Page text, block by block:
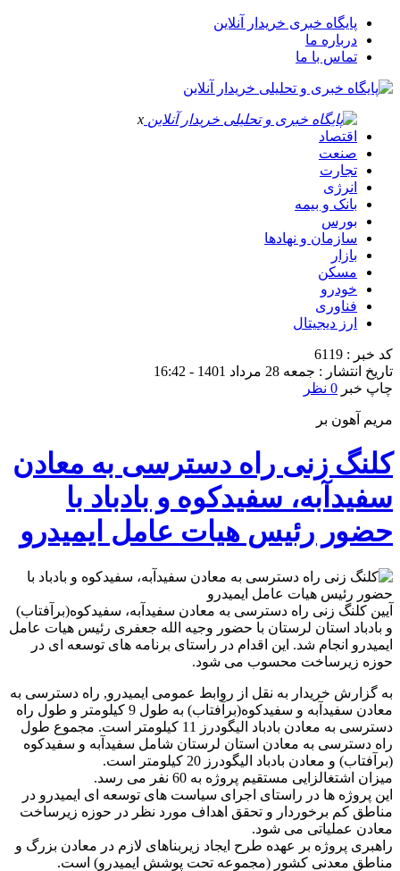
پایگاه خبری خریدار آنلاین
درباره ما
تماس با ما
x
اقتصاد
صنعت
تجارت
انرژی
بانک و بیمه
بورس
سازمان و نهادها
بازار
مسکن
خودرو
فناوری
ارز دیجیتال
کد خبر : 6119
تاریخ انتشار : جمعه 28 مرداد 1401 - 16:42
چاپ خبر 0 نظر
مریم آهون بر
کلنگ زنی راه دسترسی به معادن
سفیدآبه، سفیدکوه و بادباد با
حضور رئیس هیات عامل ایمیدرو
آیین کلنگ زنی راه دسترسی به معادن سفیدآبه، سفیدکوه(برآفتاب)
و بادباد استان لرستان با حضور وجیه الله جعفری رئیس هیات عامل
ایمیدرو انجام شد. این اقدام در راستای برنامه های توسعه ای در
حوزه زیرساخت محسوب می شود.
به گزارش خریدار به نقل از روابط عمومی ایمیدرو, راه دسترسی به
معادن سفیدآبه و سفیدکوه(برآفتاب) به طول 9 کیلومتر و طول راه
دسترسی به معادن بادباد الیگودرز 11 کیلومتر است. مجموع طول
راه دسترسی به معادن استان لرستان شامل سفیدآبه و سفیدکوه
(برآفتاب) و معادن بادباد الیگودرز 20 کیلومتر است.
میزان اشتغالزایی مستقیم پروژه به 60 نفر می رسد.
این پروژه ها در راستای اجرای سیاست های توسعه ای ایمیدرو در
مناطق کم برخوردار و تحقق اهداف مورد نظر در حوزه زیرساخت
معادن عملیاتی می شود.
راهبری پروژه بر عهده طرح ایجاد زیربناهای لازم در معادن بزرگ و
مناطق معدنی کشور (مجموعه تحت پوشش ایمیدرو) است.